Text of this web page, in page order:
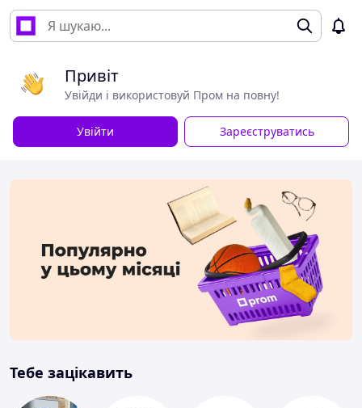
Привіт
Увійди і використовуй Пром на повну!
Увійти Зареєструватись
Тебе зацікавить